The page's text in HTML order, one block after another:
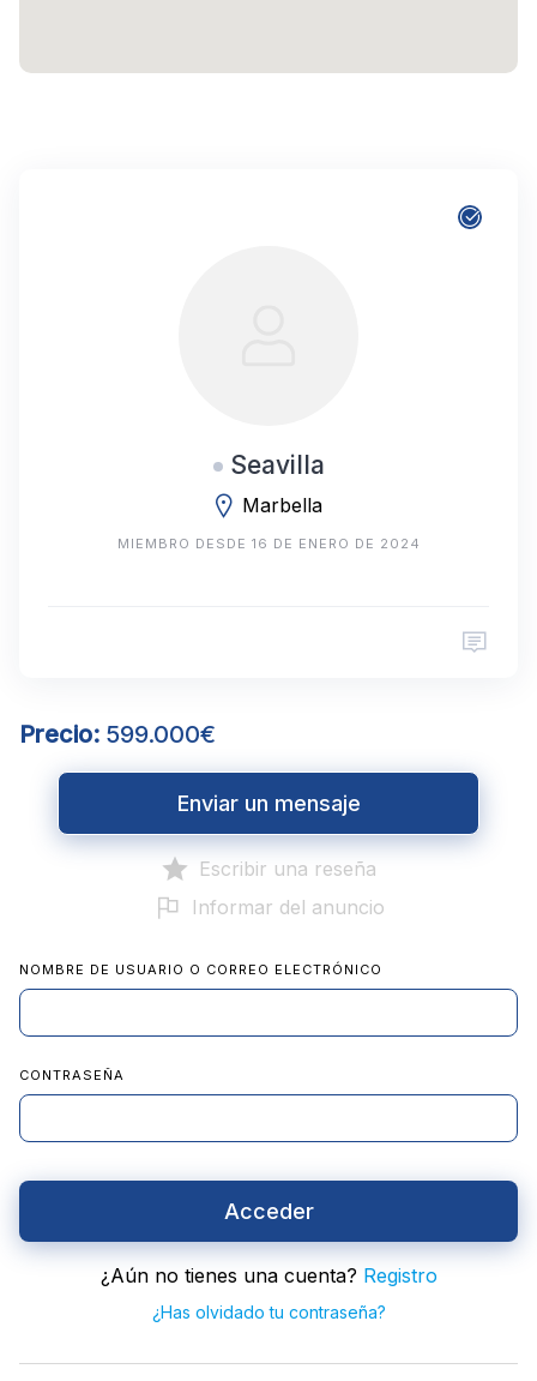
Seavilla
Marbella
MIEMBRO DESDE 16 DE ENERO DE 2024
Precio: 599.000€
Enviar un mensaje
Escribir una reseña
Informar del anuncio
NOMBRE DE USUARIO O CORREO ELECTRÓNICO
CONTRASEÑA
Acceder
¿Aún no tienes una cuenta? Registro
¿Has olvidado tu contraseña?